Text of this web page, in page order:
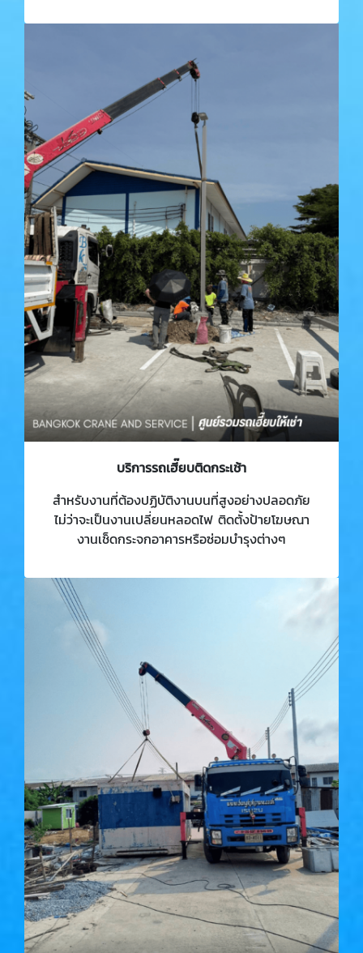
บริการรถเฮี๊ยบติดกระเช้า
สำหรับงานที่ต้องปฏิบัติงานบนที่สูงอย่างปลอดภัย
ไม่ว่าจะเป็นงานเปลี่ยนหลอดไฟ ติดตั้งป้ายโฆษณา
งานเช็ดกระจกอาคารหรือซ่อมบำรุงต่างๆ